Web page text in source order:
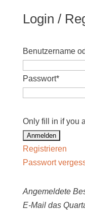
Login /
Benutzername
Passwort*
Only fill in if you
Registrieren
Passwort
Angemeldete
E-Mail das